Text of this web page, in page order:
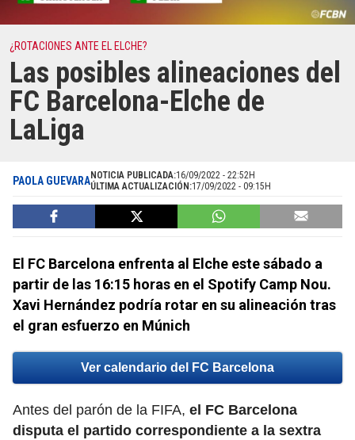
¿ROTACIONES ANTE EL ELCHE?
Las posibles alineaciones del
FC Barcelona-Elche de
LaLiga
PAOLA GUEVARANOTICIA PUBLICADA:16/09/2022 - 22:52H
ÚLTIMA ACTUALIZACIÓN:17/09/2022 - 09:15H
El FC Barcelona enfrenta al Elche este sábado a
partir de las 16:15 horas en el Spotify Camp Nou.
Xavi Hernández podría rotar en su alineación tras
el gran esfuerzo en Múnich
Ver calendario del FC Barcelona
Antes del parón de la FIFA, el FC Barcelona
disputa el partido correspondiente a la sextra